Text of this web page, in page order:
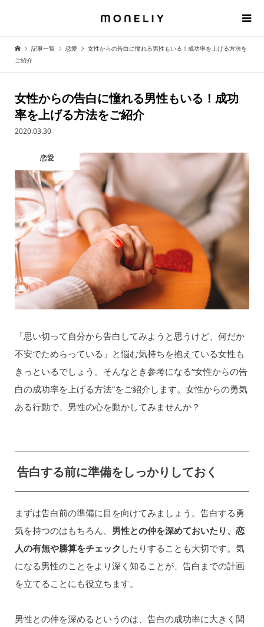
記事一覧 恋愛
女性からの告白に憧れる男性もいる！成功率を上げる方法を
ご紹介
女性からの告白に憧れる男性もいる！成功
率を上げる方法をご紹介
2020.03.30
恋愛
「思い切って自分から告白してみようと思うけど、何だか
不安でためらっている」と悩む気持ちを抱えている女性も
きっといるでしょう。そんなとき参考になる“女性からの告
白の成功率を上げる方法”をご紹介します。女性からの勇気
ある行動で、男性の心を動かしてみませんか？
告白する前に準備をしっかりしておく
まずは告白前の準備に目を向けてみましょう。告白する勇
気を持つのはもちろん、 男性との仲を深めておいたり、恋
人の有無や勝算をチェック したりすることも大切です。気
になる男性のことをより深く知ることが、告白までの計画
を立てることにも役立ちます。
男性との仲を深めるというのは、告白の成功率に大きく関